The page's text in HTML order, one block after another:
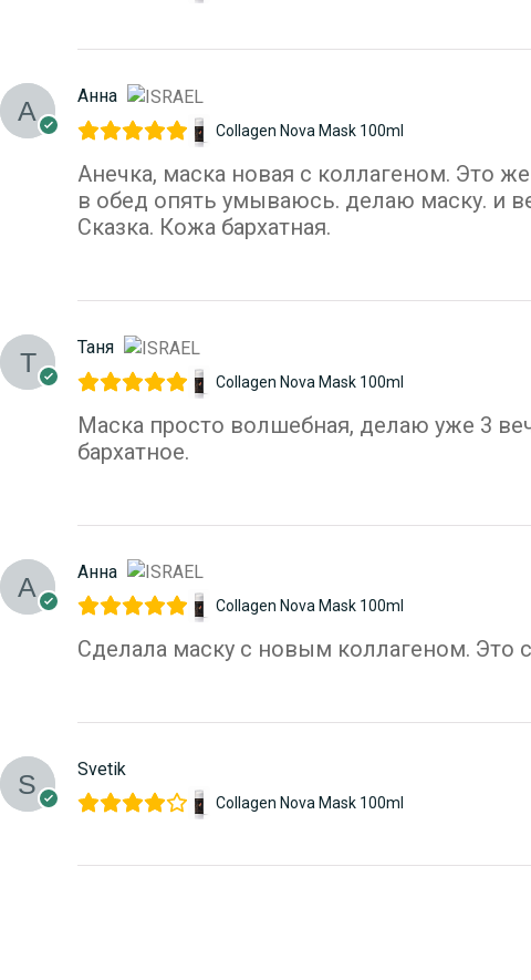
Анна
Collagen Nova Mask 100ml
Анечка, маска новая с коллагеном. Это
в обед опять умываюсь. делаю маску. и
Сказка. Кожа бархатная.
Таня
Collagen Nova Mask 100ml
Маска просто волшебная, делаю уже 3
бархатное.
Анна
Collagen Nova Mask 100ml
Сделала маску с новым коллагеном. Это
Svetik
Collagen Nova Mask 100ml